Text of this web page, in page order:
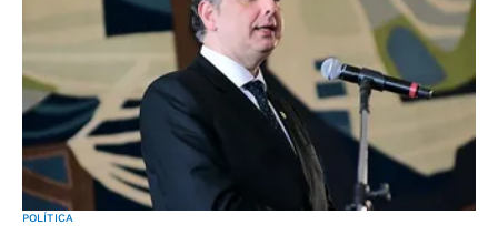
POLÍTICA